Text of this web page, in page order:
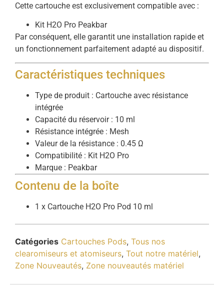
Cette cartouche est exclusivement compatible avec :
Kit H2O Pro Peakbar
Par conséquent, elle garantit une installation rapide et
un fonctionnement parfaitement adapté au dispositif.
Caractéristiques techniques
Type de produit : Cartouche avec résistance
intégrée
Capacité du réservoir : 10 ml
Résistance intégrée : Mesh
Valeur de la résistance : 0.45 Ω
Compatibilité : Kit H2O Pro
Marque : Peakbar
Contenu de la boîte
1 x Cartouche H2O Pro Pod 10 ml
Catégories Cartouches Pods, Tous nos
clearomiseurs et atomiseurs, Tout notre matériel,
Zone Nouveautés, Zone nouveautés matériel